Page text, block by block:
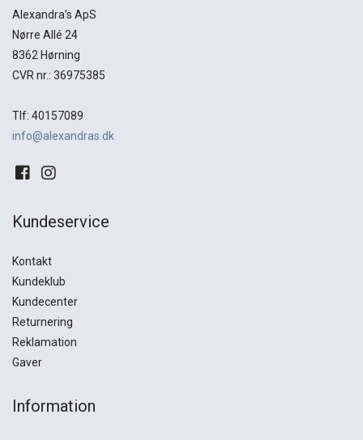
Alexandra’s ApS
Nørre Allé 24
8362 Hørning
CVR nr.: 36975385
Tlf: 40157089
info@alexandras.dk
Kundeservice
Kontakt
Kundeklub
Kundecenter
Returnering
Reklamation
Gaver
Information